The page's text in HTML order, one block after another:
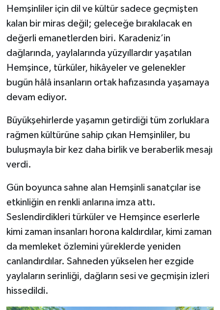
Hemşinliler için dil ve kültür sadece geçmişten
kalan bir miras değil; geleceğe bırakılacak en
değerli emanetlerden biri. Karadeniz’in
dağlarında, yaylalarında yüzyıllardır yaşatılan
Hemşince, türküler, hikâyeler ve gelenekler
bugün hâlâ insanların ortak hafızasında yaşamaya
devam ediyor.
Büyükşehirlerde yaşamın getirdiği tüm zorluklara
rağmen kültürüne sahip çıkan Hemşinliler, bu
buluşmayla bir kez daha birlik ve beraberlik mesajı
verdi.
Gün boyunca sahne alan Hemşinli sanatçılar ise
etkinliğin en renkli anlarına imza attı.
Seslendirdikleri türküler ve Hemşince eserlerle
kimi zaman insanları horona kaldırdılar, kimi zaman
da memleket özlemini yüreklerde yeniden
canlandırdılar. Sahneden yükselen her ezgide
yaylaların serinliği, dağların sesi ve geçmişin izleri
hissedildi.